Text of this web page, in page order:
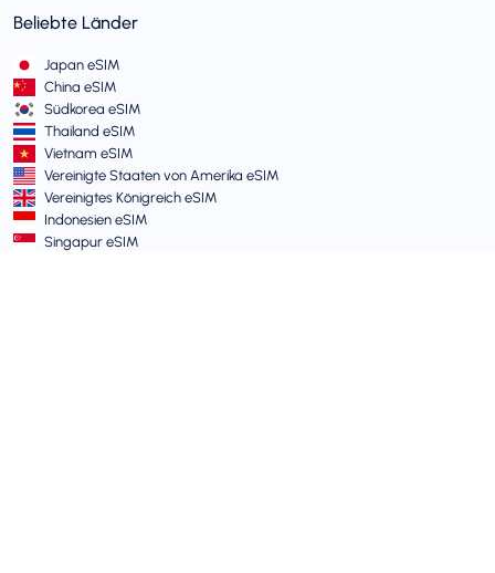
Beliebte Länder
Japan eSIM
China eSIM
Südkorea eSIM
Thailand eSIM
Vietnam eSIM
Vereinigte Staaten von Amerika eSIM
Vereinigtes Königreich eSIM
Indonesien eSIM
Singapur eSIM